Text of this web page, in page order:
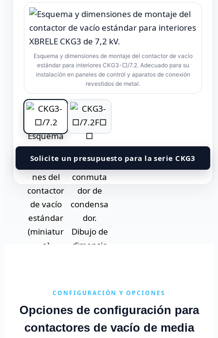
Esquema y dimensiones de montaje del contactor de vacío
estándar para interiores CKG3-□/7.2. Adecuado para su
instalación en paneles de control y aparatos de conexión
revestidos de metal.
Solicite un presupuesto para la serie CKG3
CONFIGURACIÓN Y OPCIONES
Opciones de configuración para
contactores de vacío de media